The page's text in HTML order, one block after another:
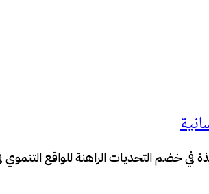
في خضم التحديات الراهنة للواقع